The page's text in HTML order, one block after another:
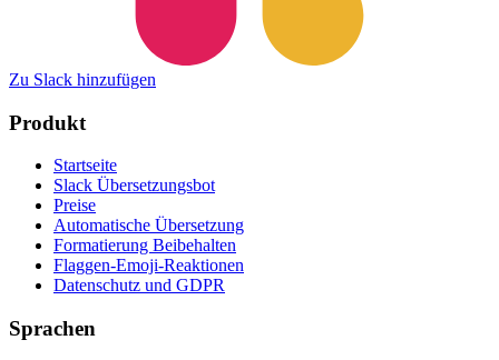
Zu Slack hinzufügen
Produkt
Startseite
Slack Übersetzungsbot
Preise
Automatische Übersetzung
Formatierung Beibehalten
Flaggen-Emoji-Reaktionen
Datenschutz und GDPR
Sprachen